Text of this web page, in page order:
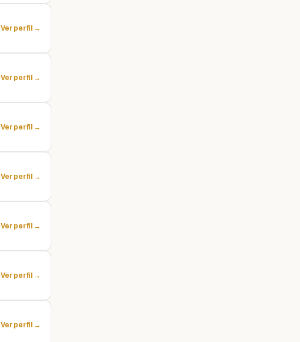
Ver perfil →
Ver perfil →
Ver perfil →
Ver perfil →
Ver perfil →
Ver perfil →
Ver perfil →